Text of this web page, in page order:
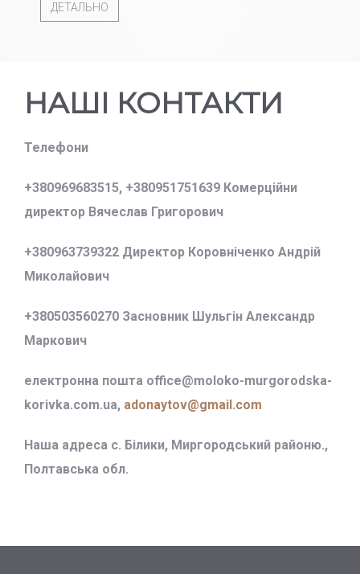
ДЕТАЛЬНО
НАШІ КОНТАКТИ
Телефони
+380969683515, +380951751639 Комерційни
директор Вячеслав Григорович
+380963739322 Директор Коровніченко Андрій
Миколайович
+380503560270 Засновник Шульгін Александр
Маркович
електронна пошта office@moloko-murgorodska-
korivka.com.ua, adonaytov@gmail.com
Наша адреса с. Білики, Миргородський районю.,
Полтавська обл.